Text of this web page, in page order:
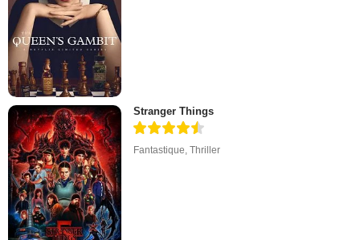
Stranger Things
Fantastique,Thriller